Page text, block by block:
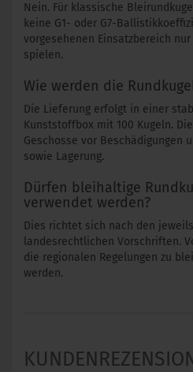
Nein. Für klassische
keine G1- oder G7-
vorgesehenen Einsatzbereich
spielen.
Wie werden die
Die Lieferung erfolgt in einer
Kunststoffbox mit 100 Kugeln.
Geschosse vor Beschädigungen
sowie Lagerung.
Dürfen bleihaltige
verwendet werden?
Dies richtet sich nach den
landesrechtlichen Vorschriften.
die regionalen Regelungen zu
werden.